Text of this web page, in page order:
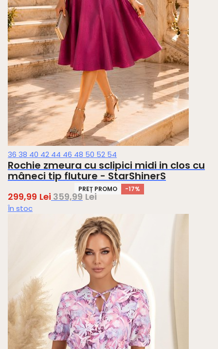
36 38 40 42 44 46 48 50 52 54
Rochie zmeura cu sclipici midi in clos cu
mâneci tip fluture - StarShinerS
PREȚ PROMO -17%
299,99 Lei 359,99 Lei
În stoc